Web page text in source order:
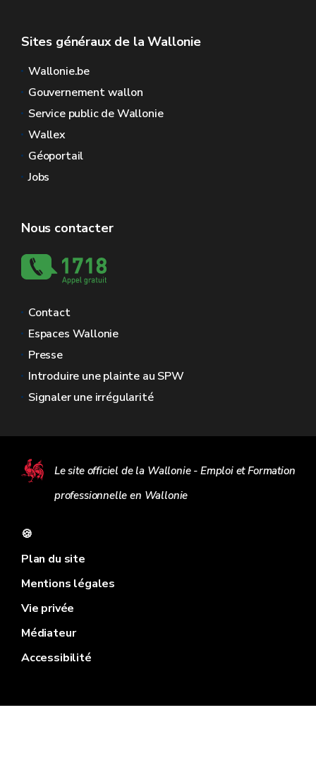
Sites généraux de la Wallonie
Wallonie.be
Gouvernement wallon
Service public de Wallonie
Wallex
Géoportail
Jobs
Nous contacter
Contact
Espaces Wallonie
Presse
Introduire une plainte au SPW
Signaler une irrégularité
Le site officiel de la Wallonie - Emploi et Formation
professionnelle en Wallonie
🍪
Plan du site
Mentions légales
Vie privée
Médiateur
Accessibilité